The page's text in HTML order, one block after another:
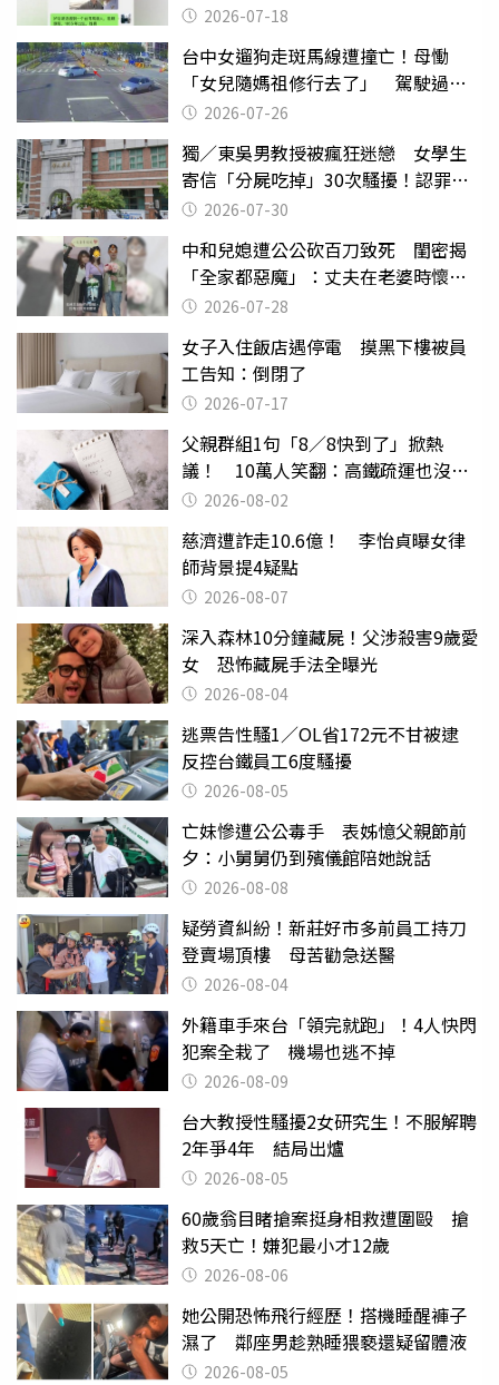
2026-07-18
台中女遛狗走斑馬線遭撞亡！母慟
「女兒隨媽祖修行去了」 駕駛過失
致死判9月
2026-07-26
獨／東吳男教授被瘋狂迷戀 女學生
寄信「分屍吃掉」30次騷擾！認罪免
關 2026-07-30
中和兒媳遭公公砍百刀致死 閨密揭
「全家都惡魔」：丈夫在老婆時懷孕
摔東西
2026-07-28
女子入住飯店遇停電 摸黑下樓被員
工告知：倒閉了
2026-07-17
父親群組1句「8／8快到了」掀熱
議！ 10萬人笑翻：高鐵疏運也沒列
父親節
2026-08-02
慈濟遭詐走10.6億！ 李怡貞曝女律
師背景提4疑點
2026-08-07
深入森林10分鐘藏屍！父涉殺害9歲愛
女 恐怖藏屍手法全曝光
2026-08-04
逃票告性騷1／OL省172元不甘被逮
反控台鐵員工6度騷擾
2026-08-05
亡妹慘遭公公毒手 表姊憶父親節前
夕：小舅舅仍到殯儀館陪她說話
2026-08-08
疑勞資糾紛！新莊好市多前員工持刀
登賣場頂樓 母苦勸急送醫
2026-08-04
外籍車手來台「領完就跑」！4人快閃
犯案全栽了 機場也逃不掉
2026-08-09
台大教授性騷擾2女研究生！不服解聘
2年爭4年 結局出爐
2026-08-05
60歲翁目睹搶案挺身相救遭圍毆 搶
救5天亡！嫌犯最小才12歲
2026-08-06
她公開恐怖飛行經歷！搭機睡醒褲子
濕了 鄰座男趁熟睡猥褻還疑留體液
2026-08-05